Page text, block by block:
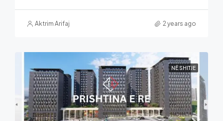
Aktrim Arifaj 2 years ago
NË SHITJE